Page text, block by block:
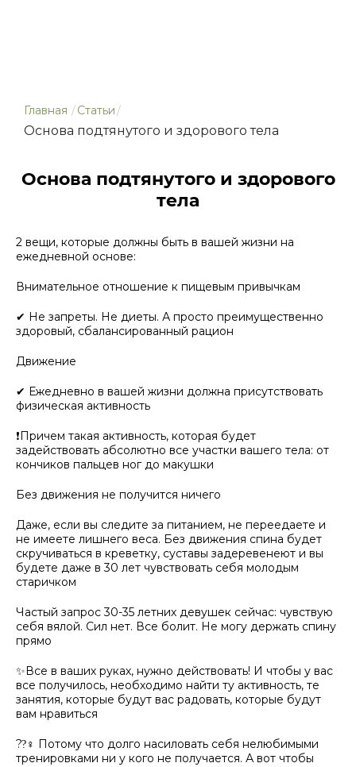
Главная /Статьи/
Основа подтянутого и здорового тела
Основа подтянутого и здорового
тела
2 вещи, которые должны быть в вашей жизни на
ежедневной основе:
Внимательное отношение к пищевым привычкам
✔ Не запреты. Не диеты. А просто преимущественно
здоровый, сбалансированный рацион
Движение
✔ Ежедневно в вашей жизни должна присутствовать
физическая активность
❗Причем такая активность, которая будет
задействовать абсолютно все участки вашего тела: от
кончиков пальцев ног до макушки
Без движения не получится ничего
Даже, если вы следите за питанием, не переедаете и
не имеете лишнего веса. Без движения спина будет
скручиваться в креветку, суставы задеревенеют и вы
будете даже в 30 лет чувствовать себя молодым
старичком
Частый запрос 30-35 летних девушек сейчас: чувствую
себя вялой. Сил нет. Все болит. Не могу держать спину
прямо
✨Все в ваших руках, нужно действовать! И чтобы у вас
все получилось, необходимо найти ту активность, те
занятия, которые будут вас радовать, которые будут
вам нравиться
??‍♀ Потому что долго насиловать себя нелюбимыми
тренировками ни у кого не получается. А вот чтобы